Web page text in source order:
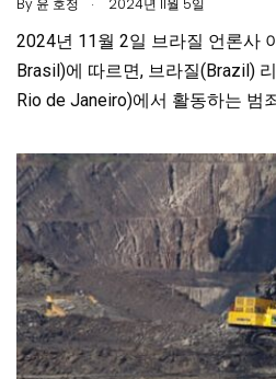
By 윤 호정 2024년 11월 5일
2024년 11월 2일 브라질 언론사
Brasil)에 따르면, 브라질(Brazil)
Rio de Janeiro)에서 활동하는 범